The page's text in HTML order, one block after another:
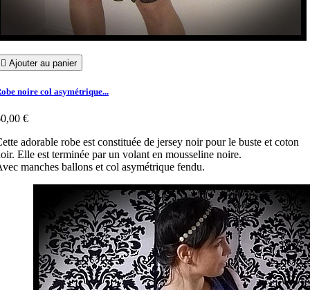
 Ajouter au panier
noire col asymétrique...
€
adorable robe est constituée de jersey noir pour le buste et coton
Elle est terminée par un volant en mousseline noire.
manches ballons et col asymétrique fendu.